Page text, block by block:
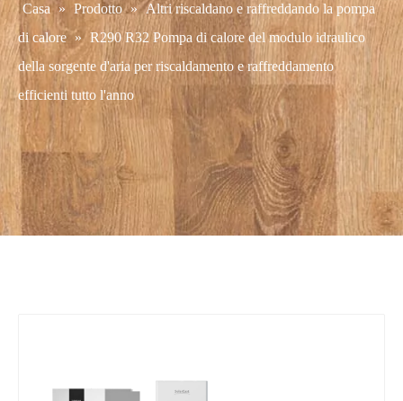
Casa » Prodotto » Altri riscaldano e raffreddando la pompa
di calore » R290 R32 Pompa di calore del modulo idraulico
della sorgente d'aria per riscaldamento e raffreddamento
efficienti tutto l'anno